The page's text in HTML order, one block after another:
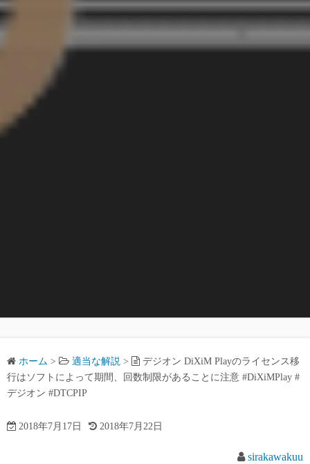
ホーム > 適当な解説 >
デジオン DiXiM Playのライセンス移
行はソフトによって期間、回数制限があることに注意 #DiXiMPlay #
デジオン #DTCPIP
2018年7月17日 2018年7月22日
sirakawakuu